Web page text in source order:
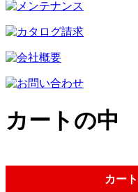
カートの中
カート